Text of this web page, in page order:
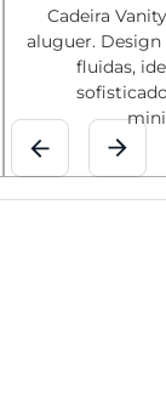
Cadeira
aluguer.
fluidas,